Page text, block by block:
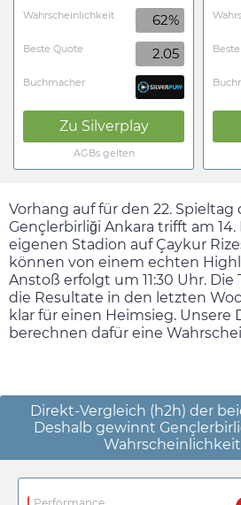
Wahrscheinlichkeit 62%
Beste Quote 2.05
Buchmacher
Zu Silverplay
AGBs gelten
Vorhang auf für den 22. Spieltag
Gençlerbirliği Ankara trifft am
eigenen Stadion auf Çaykur
können von einem echten
Anstoß erfolgt um 11:30 Uhr. Die
die Resultate in den letzten
klar für einen Heimsieg. Unsere
berechnen dafür eine
Direkt-Vergleich (h2h) der
Deshalb gewinnt
Wahrscheinlichkeit